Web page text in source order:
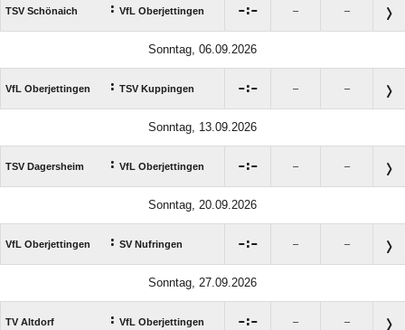
TSV Schönaich : VfL Oberjettingen : – –
Sonntag, 06.09.2026
VfL Oberjettingen : TSV Kuppingen : – –
Sonntag, 13.09.2026
TSV Dagersheim : VfL Oberjettingen : – –
Sonntag, 20.09.2026
VfL Oberjettingen : SV Nufringen : – –
Sonntag, 27.09.2026
TV Altdorf : VfL Oberjettingen : – –